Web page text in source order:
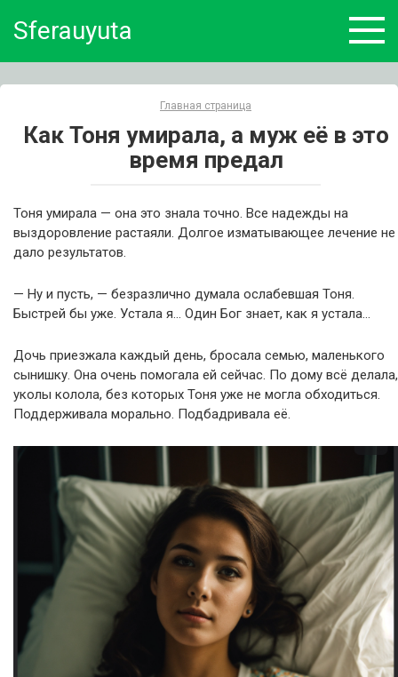
Sferauyuta
Главная страница
Как Тоня умирала, а муж её в это
время предал
Тоня умирала — она это знала точно. Все надежды на
выздоровление растаяли. Долгое изматывающее лечение не
дало результатов.
— Ну и пусть, — безразлично думала ослабевшая Тоня.
Быстрей бы уже. Устала я… Один Бог знает, как я устала…
Дочь приезжала каждый день, бросала семью, маленького
сынишку. Она очень помогала ей сейчас. По дому всё делала,
уколы колола, без которых Тоня уже не могла обходиться.
Поддерживала морально. Подбадривала её.